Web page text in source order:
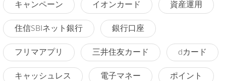
キャンペーン イオンカード 資産運用
住信SBIネット銀行 銀行口座
フリマアプリ 三井住友カード dカード
キャッシュレス 電子マネー ポイント